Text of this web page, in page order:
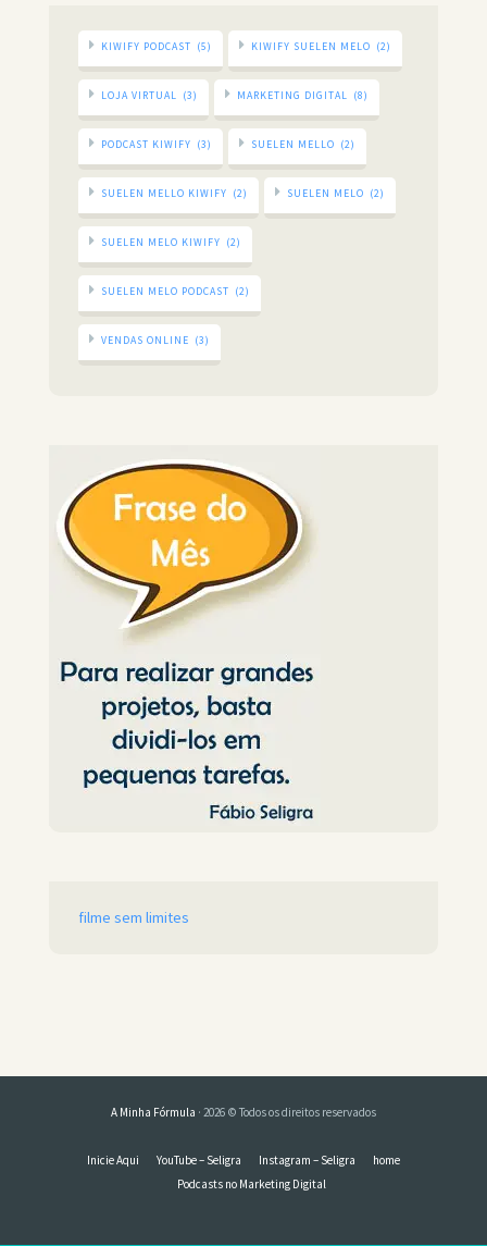
KIWIFY PODCAST (5) KIWIFY SUELEN MELO (2)
LOJA VIRTUAL (3) MARKETING DIGITAL (8)
PODCAST KIWIFY (3) SUELEN MELLO (2)
SUELEN MELLO KIWIFY (2) SUELEN MELO (2)
SUELEN MELO KIWIFY (2)
SUELEN MELO PODCAST (2)
VENDAS ONLINE (3)
filme sem limites
A Minha Fórmula · 2026 © Todos os direitos reservados
Inicie Aqui YouTube – Seligra Instagram – Seligra
home
Podcasts no Marketing Digital